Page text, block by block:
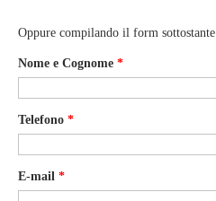
Oppure compilando il form sottostante
Nome e Cognome *
Telefono *
E-mail *